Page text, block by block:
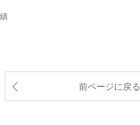
前ページに戻る